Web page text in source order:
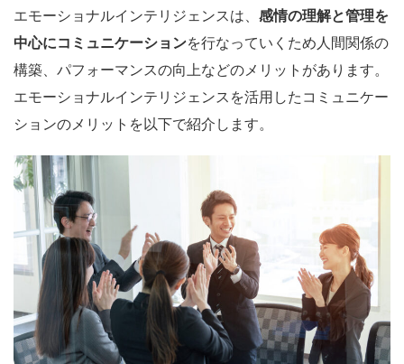
エモーショナルインテリジェンスは、 感情の理解と管理を
中心にコミュニケーションを行なっていくため人間関係の
構築、パフォーマンスの向上などのメリットがあります。
エモーショナルインテリジェンスを活用したコミュニケー
ションのメリットを以下で紹介します。